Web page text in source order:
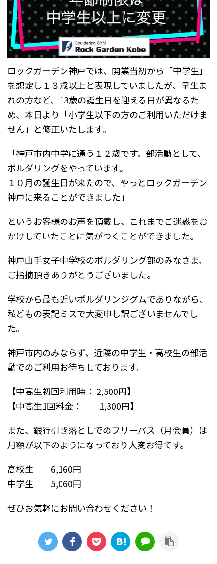
ロックガーデン神戸では、開業当初から「中学生」
を想定し１３歳以上と表現していましたが、早生ま
れの方など、13歳の誕生日を迎える日が異なるた
め、本日より「小学生以下の方のご利用いただけま
せん」と修正いたします。
「神戸市内中学に通う１２歳です。部活動として、
ボルダリングをやっています。
１０月の誕生日が来たので、やっとロックガーデン
神戸に来ることができました」
というお客様のお声を頂戴し、これまでご迷惑をお
かけしていたことに気がつくことができました。
神戸山手女子中学校のボルダリング部のみなさま、
ご指摘頂きありがとうございました。
学校から最も近いボルダリンジグムでありながら、
私どもの表記ミスで大変申し訳ございませんでし
た。
神戸市内のみならず、近隣の中学生・高校生の部活
動でのご利用お待ちしております。
【中高生初回利用時： 2,500円】
【中高生1回料金： 1,300円】
また、銀行引き落としでのフリーパス（月会員）は
月額が以下のようになっており大変お得です。
高校生 6,160円
中学生 5,060円
ぜひお気軽にお問い合わせください！